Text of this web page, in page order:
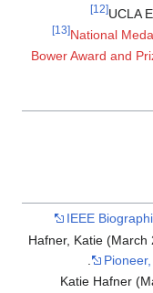
[12]
National
[13]
Bower Award and
IEEE
Hafner, Katie
Katie Hafner